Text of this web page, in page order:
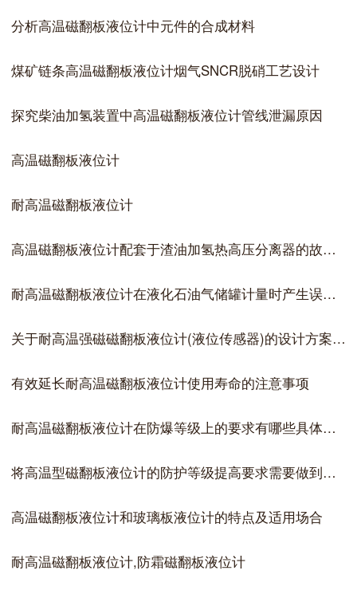
分析高温磁翻板液位计中元件的合成材料
煤矿链条高温磁翻板液位计烟气SNCR脱硝工艺设计
探究柴油加氢装置中高温磁翻板液位计管线泄漏原因
高温磁翻板液位计
耐高温磁翻板液位计
高温磁翻板液位计配套于渣油加氢热高压分离器的故障案例分析
耐高温磁翻板液位计在液化石油气储罐计量时产生误差的原因
关于耐高温强磁磁翻板液位计(液位传感器)的设计方案解析
有效延长耐高温磁翻板液位计使用寿命的注意事项
耐高温磁翻板液位计在防爆等级上的要求有哪些具体内容
将高温型磁翻板液位计的防护等级提高要求需要做到哪两点
高温磁翻板液位计和玻璃板液位计的特点及适用场合
耐高温磁翻板液位计,防霜磁翻板液位计